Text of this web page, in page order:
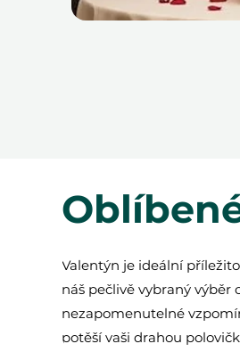
Valentýn je ideální
náš pečlivě vybraný
nezapomenutelné
potěší vaši drahou